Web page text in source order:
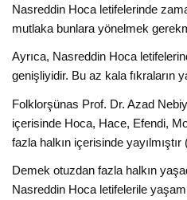
Nasreddin Hoca letifelerinde
mutlaka bunlara yönelmek
Ayrıca, Nasreddin Hoca
genişliyidir. Bu az kala fıkraların
Folklorşünas Prof. Dr. Azad
içerisinde Hoca, Hace, Efendi,
fazla halkın içerisinde
Demek otuzdan fazla halkın
Nasreddin Hoca letifelerile